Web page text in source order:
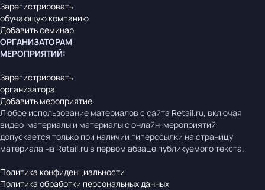
Зарегистрировать
обучающую компанию
Добавить семинар
ОРГАНИЗАТОРАМ
МЕРОПРИЯТИЙ:
Зарегистрировать
организатора
Добавить мероприятие
Любое использование материалов с сайта Retail.ru, включая
видео-материалы и материалы с онлайн-мероприятий
допускается только при наличии гиперссылки на страницу
материала на Retail.ru в первом абзаце публикуемого текста.
Политика конфиденциальности
Политика обработки персональных данных